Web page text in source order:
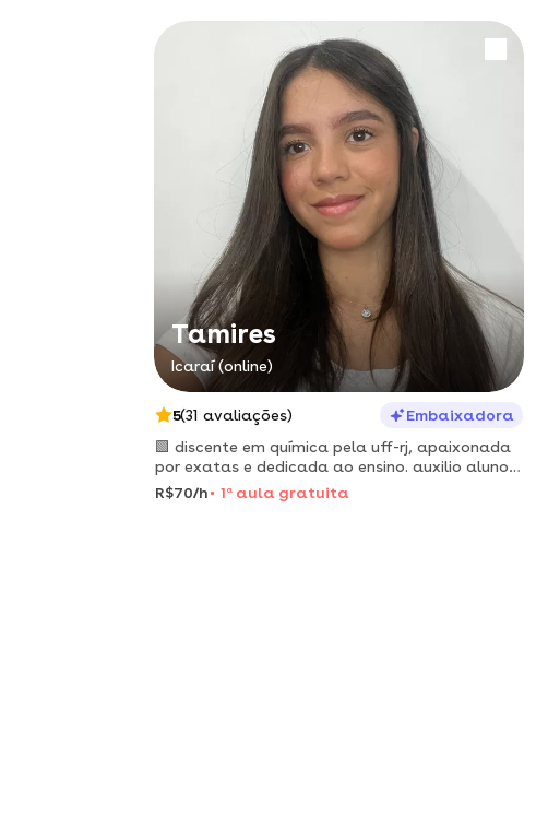
Tamires
Icaraí (online)
5(31 avaliações)
Embaixadora
🟩 discente em química pela uff-rj, apaixonada
por exatas e dedicada ao ensino. auxilio alunos
a superar dificuldades com clareza, paciência e
foco na aprendizagem.
R$70/h 1 a aula gratuita